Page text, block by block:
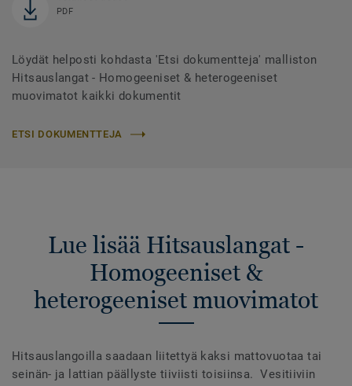
PDF
Löydät helposti kohdasta 'Etsi dokumentteja' malliston
Hitsauslangat - Homogeeniset & heterogeeniset
muovimatot kaikki dokumentit
ETSI DOKUMENTTEJA
Lue lisää Hitsauslangat -
Homogeeniset &
heterogeeniset muovimatot
Hitsauslangoilla saadaan liitettyä kaksi mattovuotaa tai
seinän- ja lattian päällyste tiiviisti toisiinsa. Vesitiiviin